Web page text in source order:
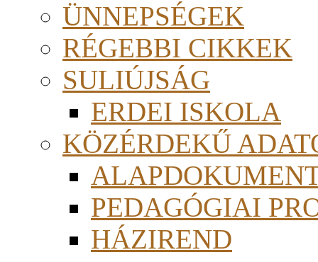
ÜNNEPSÉGEK
RÉGEBBI CIKKEK
SULIÚJSÁG
ERDEI ISKOLA
KÖZÉRDEKŰ
PEDAGÓGIAI
HÁZIREND